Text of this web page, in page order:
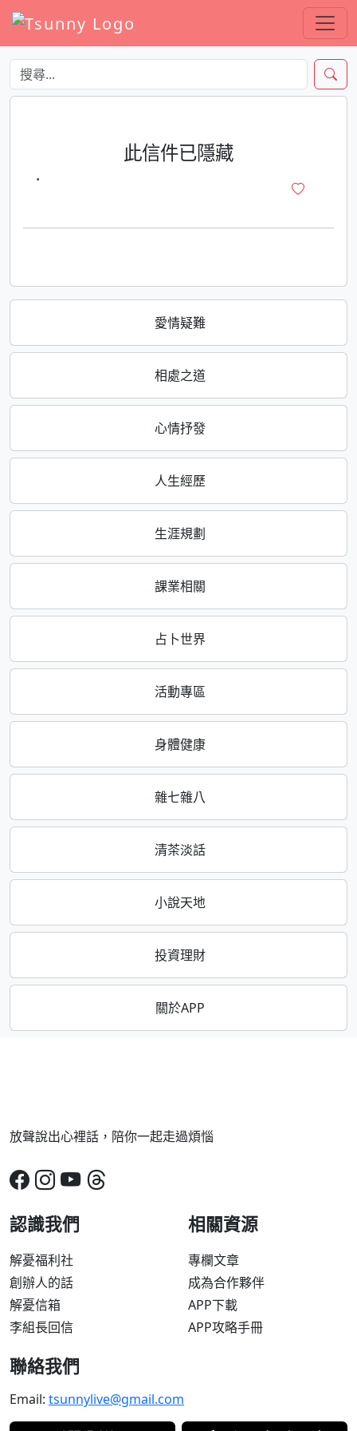
愛情疑難
相處之道
心情抒發
人生經歷
生涯規劃
課業相關
占卜世界
活動專區
身體健康
雜七雜八
清茶淡話
小說天地
投資理財
關於APP
此信件已隱藏
·
放聲說出心裡話，陪你一起走過煩惱
認識我們
解憂福利社
創辦人的話
解憂信箱
李組長回信
相關資源
專欄文章
成為合作夥伴
APP下載
APP攻略手冊
聯絡我們
Email: tsunnylive@gmail.com